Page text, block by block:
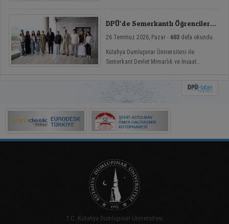
katılarak vatandaşlarla buluştu.
DPÜ’de Semerkantlı Öğrencilere
26 Temmuz 2026, Pazar - 603 defa okundu.
Kütahya Dumlupınar Üniversitesi ile
Semerkant Devlet Mimarlık ve İnşaat
öğrenciler yaz okulunda ağırlanıyor.
T.C. Kütahya Dumlupınar Üniversitesi